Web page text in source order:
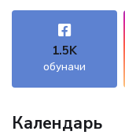
1.5K
обуначи
Календарь